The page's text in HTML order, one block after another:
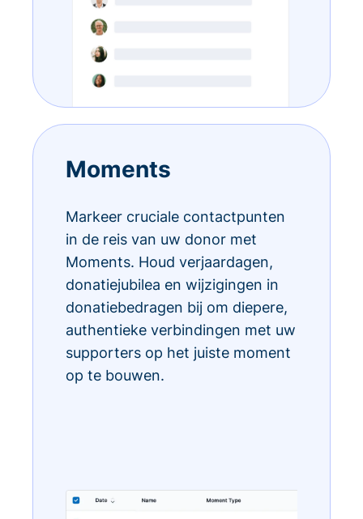
Moments
Markeer cruciale contactpunten
in de reis van uw donor met
Moments. Houd verjaardagen,
donatiejubilea en wijzigingen in
donatiebedragen bij om diepere,
authentieke verbindingen met uw
supporters op het juiste moment
op te bouwen.